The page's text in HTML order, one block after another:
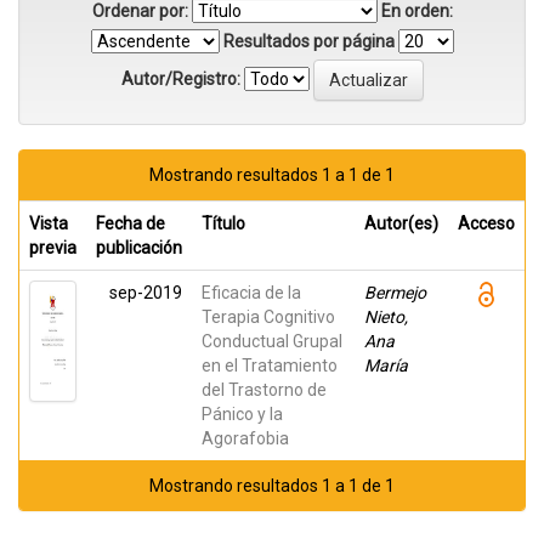
Ordenar por:
En orden:
Resultados por página
Autor/Registro:
Mostrando resultados 1 a 1 de 1
Vista
previa
Fecha de
publicación
Título Autor(es) Acceso
sep-2019
Eficacia de la
Terapia Cognitivo
Conductual Grupal
en el Tratamiento
del Trastorno de
Pánico y la
Agorafobia
Bermejo
Nieto,
Ana
María
Mostrando resultados 1 a 1 de 1